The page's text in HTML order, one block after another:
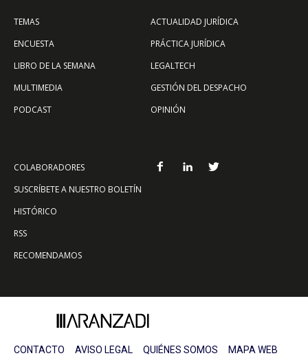
TEMAS
ENCUESTA
LIBRO DE LA SEMANA
MULTIMEDIA
PODCAST
ACTUALIDAD JURÍDICA
PRÁCTICA JURÍDICA
LEGALTECH
GESTIÓN DEL DESPACHO
OPINIÓN
COLABORADORES
SUSCRÍBETE A NUESTRO BOLETÍN
HISTÓRICO
RSS
RECOMENDAMOS
CONTACTO AVISO LEGAL QUIÉNES SOMOS MAPA WEB